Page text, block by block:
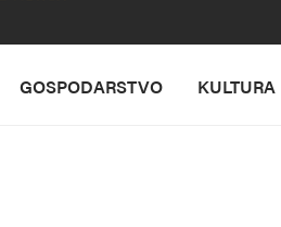
GOSPODARSTVO KULTURA